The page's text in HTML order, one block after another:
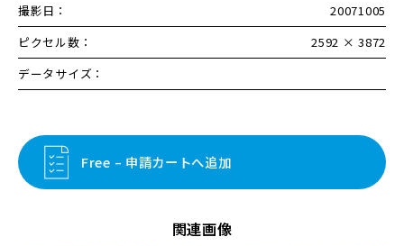
撮影日：
20071005
ピクセル数：
2592 × 3872
データサイズ：
Free – 申請カートへ追加
関連画像